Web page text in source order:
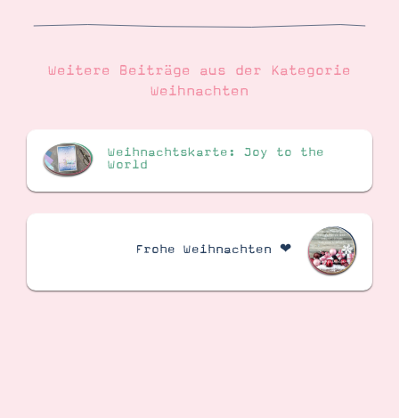
Weitere Beiträge aus der Kategorie
Weihnachten
Weihnachtskarte: Joy to the
World
Frohe Weihnachten ❤︎